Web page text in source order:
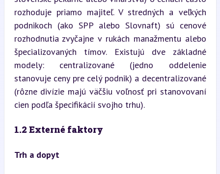
rozhoduje priamo majiteľ. V stredných a veľkých
podnikoch (ako SPP alebo Slovnaft) sú cenové
rozhodnutia zvyčajne v rukách manažmentu alebo
špecializovaných tímov. Existujú dve základné
modely: centralizované (jedno oddelenie
stanovuje ceny pre celý podnik) a decentralizované
(rôzne divízie majú väčšiu voľnosť pri stanovovaní
cien podľa špecifikácií svojho trhu).
1.2 Externé faktory
Trh a dopyt